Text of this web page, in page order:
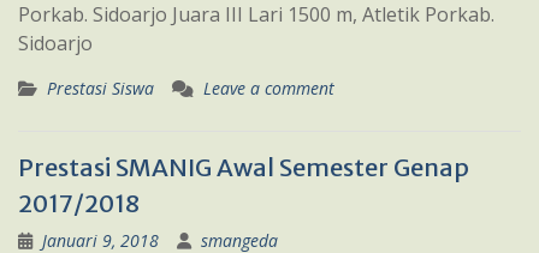
Porkab. Sidoarjo Juara III Lari 1500 m, Atletik Porkab.
Sidoarjo
Prestasi Siswa Leave a comment
Prestasi SMANIG Awal Semester Genap
2017/2018
Januari 9, 2018 smangeda